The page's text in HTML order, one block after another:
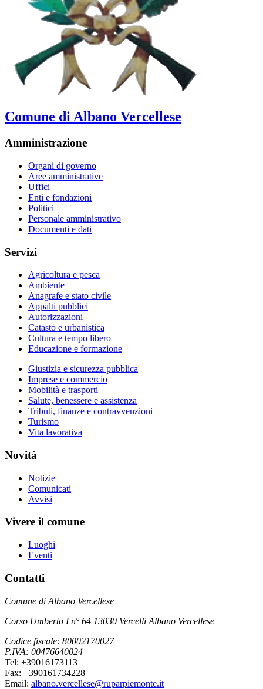
Comune di Albano Vercellese
Amministrazione
Organi di governo
Aree amministrative
Uffici
Enti e fondazioni
Politici
Personale amministrativo
Documenti e dati
Servizi
Agricoltura e pesca
Ambiente
Anagrafe e stato civile
Appalti pubblici
Autorizzazioni
Catasto e urbanistica
Cultura e tempo libero
Educazione e formazione
Giustizia e sicurezza pubblica
Imprese e commercio
Mobilità e trasporti
Salute, benessere e assistenza
Tributi, finanze e contravvenzioni
Turismo
Vita lavorativa
Novità
Notizie
Comunicati
Avvisi
Vivere il comune
Luoghi
Eventi
Contatti
Comune di Albano Vercellese
Corso Umberto I n° 64 13030 Vercelli Albano Vercellese
Codice fiscale: 80002170027
P.IVA: 00476640024
Tel: +39016173113
Fax: +390161734228
Email: albano.vercellese@ruparpiemonte.it